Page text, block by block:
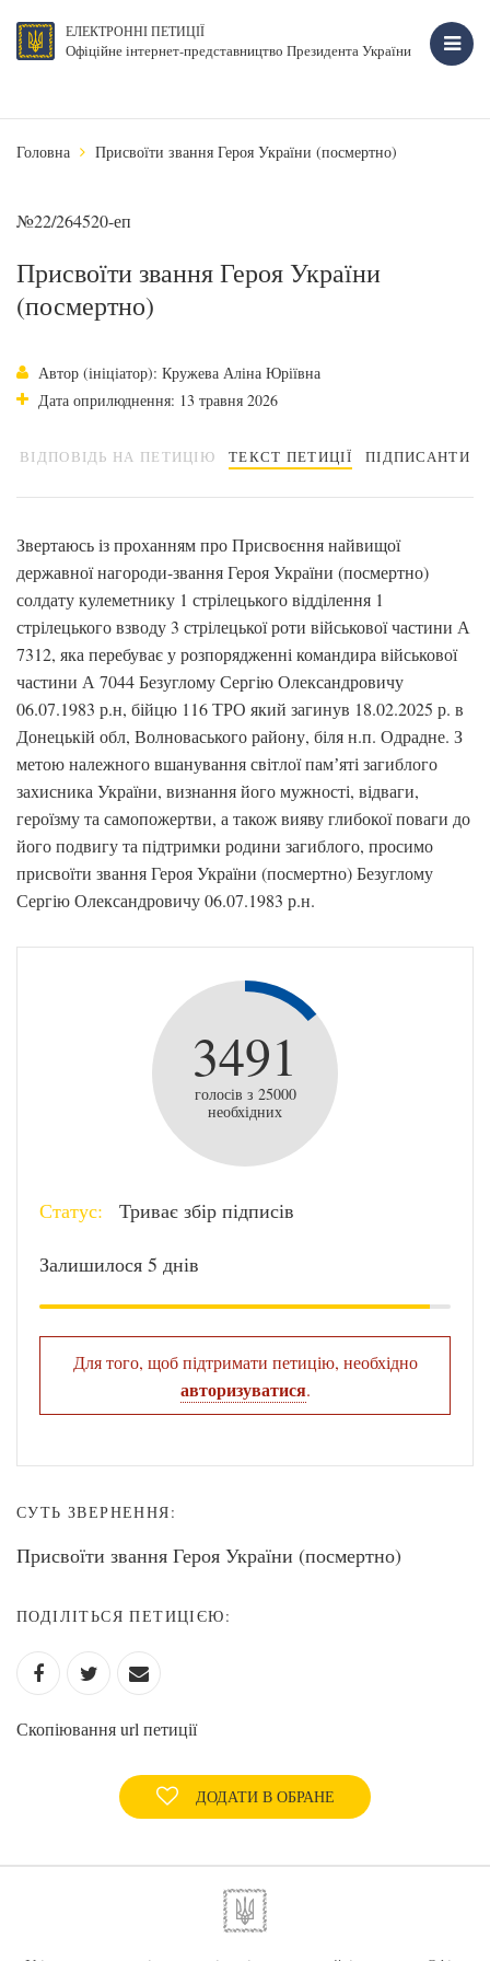
ЕЛЕКТРОННІ ПЕТИЦІЇ
Офіційне інтернет-представництво Президента України
Головна Присвоїти звання Героя України (посмертно)
№22/264520-еп
Присвоїти звання Героя України
(посмертно)
Автор (ініціатор): Кружева Аліна Юріївна
Дата оприлюднення: 13 травня 2026
ВІДПОВІДЬ НА ПЕТИЦІЮ ТЕКСТ ПЕТИЦІЇ ПІДПИСАНТИ
Звертаюсь із проханням про Присвоєння найвищої
державної нагороди-звання Героя України (посмертно)
солдату кулеметнику 1 стрілецького відділення 1
стрілецького взводу 3 стрілецької роти військової частини А
7312, яка перебуває у розпорядженні командира військової
частини А 7044 Безуглому Сергію Олександровичу
06.07.1983 р.н, бійцю 116 ТРО який загинув 18.02.2025 р. в
Донецькій обл, Волноваського району, біля н.п. Одрадне. З
метою належного вшанування світлої памʼяті загиблого
захисника України, визнання його мужності, відваги,
героїзму та самопожертви, а також вияву глибокої поваги до
його подвигу та підтримки родини загиблого, просимо
присвоїти звання Героя України (посмертно) Безуглому
Сергію Олександровичу 06.07.1983 р.н.
3491
голосів з 25000
необхідних
Статус: Триває збір підписів
Залишилося 5 днів
Для того, щоб підтримати петицію, необхідно
авторизуватися.
СУТЬ ЗВЕРНЕННЯ:
Присвоїти звання Героя України (посмертно)
ПОДІЛІТЬСЯ ПЕТИЦІЄЮ:
Скопіювання url петиції
ДОДАТИ В ОБРАНЕ